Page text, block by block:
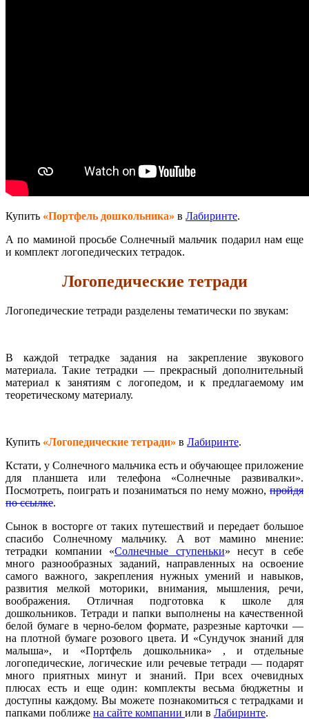
Купить «Портфель дошкольника» в Лабиринте.
А по маминой просьбе Солнечный мальчик подарил нам еще
и комплект логопедических тетрадок.
Логопедические тетради
Логопедические тетради разделены тематически по звукам:
В каждой тетрадке задания на закрепление звукового
материала. Такие тетрадки — прекрасный дополнительный
материал к занятиям с логопедом, и к предлагаемому им
теоретическому материалу.
Купить «Логопедические тетради» в Лабиринте.
Кстати, у Солнечного мальчика есть и обучающее приложение
для планшета или телефона «Солнечные развивалки».
Посмотреть, поиграть и позаниматься по нему можно, пройдя
по ссылке.
Сынок в восторге от таких путешествий и передает большое
спасибо Солнечному мальчику. А вот мамино мнение:
тетрадки компании «Солнечные ступеньки» несут в себе
много разнообразных заданий, направленных на освоение
самого важного, закрепления нужных умений и навыков,
развития мелкой моторики, внимания, мышления, речи,
воображения. Отличная подготовка к школе для
дошкольников. Тетради и папки выполнены на качественной
белой бумаге в черно-белом формате, разрезные карточки —
на плотной бумаге розового цвета. И «Сундучок знаний для
малыша», и «Портфель дошкольника» , и отдельные
логопедические, логические или речевые тетради — подарят
много приятных минут и знаний. При всех очевидных
плюсах есть и еще один: комплекты весьма бюджетны и
доступны каждому. Вы можете познакомиться с тетрадками и
папками поближе на сайте компании или в Лабиринте.